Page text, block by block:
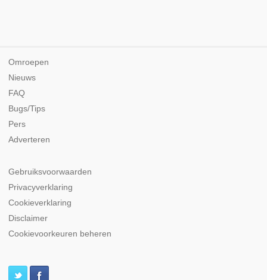
Omroepen
Nieuws
FAQ
Bugs/Tips
Pers
Adverteren
Gebruiksvoorwaarden
Privacyverklaring
Cookieverklaring
Disclaimer
Cookievoorkeuren beheren